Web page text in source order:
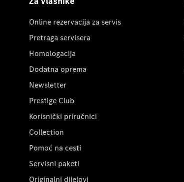
Online rezervacija za servis
Pretraga servisera
Homologacija
Dodatna oprema
Newsletter
Prestige Club
Korisnički priručnici
Collection
Pomoć na cesti
Servisni paketi
Originalni dijelovi